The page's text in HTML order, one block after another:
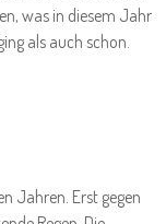
was in diesem Jahr
als auch schon.
Jahren. Erst gegen